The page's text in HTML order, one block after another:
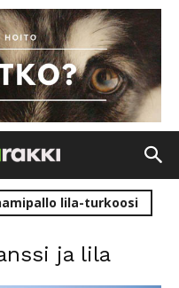
lila-turkoosi
ja lila